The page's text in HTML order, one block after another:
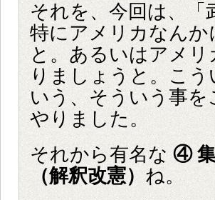
それを、今回は、「
特にアメリカなん
と。あるいはアメ
りましょうと。こ
いう、そういう事
やりました。
それから有名な④ 集
（解釈改憲）ね。